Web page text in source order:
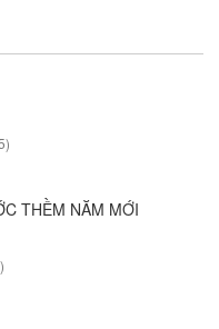
THỀM NĂM MỚI